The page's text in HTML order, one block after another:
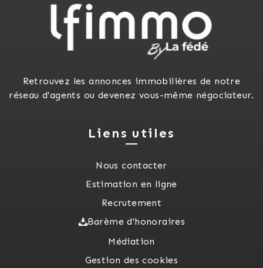
Retrouvez les annonces immobilières de notre
réseau d'agents ou devenez vous-même négociateur.
Liens utiles
Nous contacter
Estimation en ligne
Recrutement
Barème d'honoraires
Médiation
Gestion des cookies